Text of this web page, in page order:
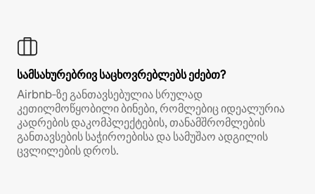
სამსახურებრივ საცხოვრებლებს ეძებთ?
Airbnb‑ზე განთავსებულია სრულად
კეთილმოწყობილი ბინები, რომლებიც იდეალურია
კადრების დაკომპლექტების, თანამშრომლების
განთავსების საჭიროებისა და სამუშაო ადგილის
ცვლილების დროს.